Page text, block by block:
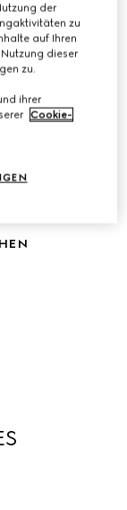
der
zu
auf Ihren
dieser
zu.
ihrer
Cookie-